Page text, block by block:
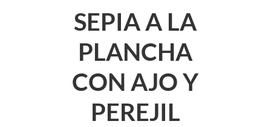
SEPIA A LA
PLANCHA
CON AJO Y
PEREJIL